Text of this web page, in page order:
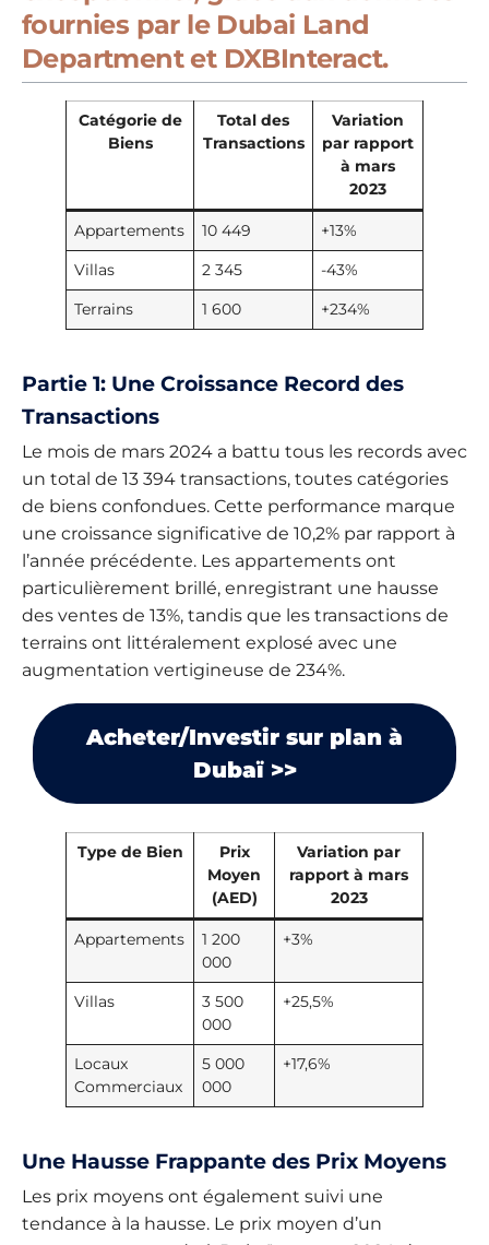
fournies par le Dubai Land
Department et DXBInteract.
Catégorie de
Biens
Total des
Transactions
Variation
par rapport
à mars
2023
Appartements 10 449
+13%
Villas
2 345
-43%
Terrains
1 600 +234%
Partie 1: Une Croissance Record des
Transactions
Le mois de mars 2024 a battu tous les records avec
un total de 13 394 transactions, toutes catégories
de biens confondues. Cette performance marque
une croissance significative de 10,2% par rapport à
l’année précédente. Les appartements ont
particulièrement brillé, enregistrant une hausse
des ventes de 13%, tandis que les transactions de
terrains ont littéralement explosé avec une
augmentation vertigineuse de 234%.
Acheter/Investir sur plan à
Dubaï >>
Type de Bien
Prix
Moyen
(AED)
Variation par
rapport à mars
2023
Appartements
1 200
000
+3%
Villas
3 500
000
+25,5%
Locaux
Commerciaux
5 000
000
+17,6%
Une Hausse Frappante des Prix Moyens
Les prix moyens ont également suivi une
tendance à la hausse. Le prix moyen d’un